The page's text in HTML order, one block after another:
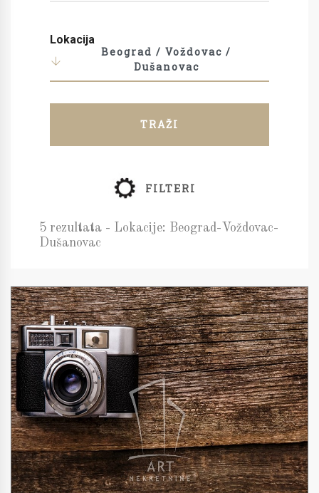
Lokacija
Beograd / Voždovac /
Dušanovac
TRAŽI
FILTERI
5 rezultata - Lokacije: Beograd-Voždovac-
Dušanovac